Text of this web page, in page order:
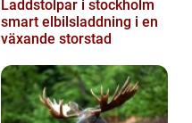
Laddstolpar i stockholm
smart elbilsladdning i en
växande storstad